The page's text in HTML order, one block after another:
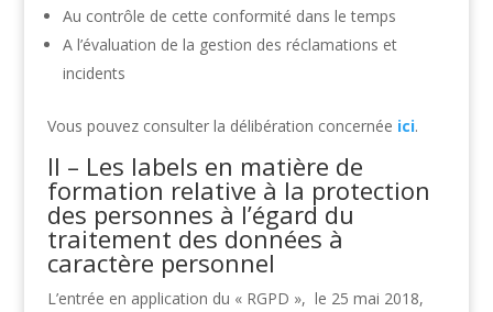
Au contrôle de cette conformité dans le temps
A l’évaluation de la gestion des réclamations et
incidents
Vous pouvez consulter la délibération concernée ici.
II – Les labels en matière de
formation relative à la protection
des personnes à l’égard du
traitement des données à
caractère personnel
L’entrée en application du « RGPD », le 25 mai 2018,